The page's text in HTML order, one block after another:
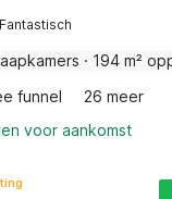
Fantastisch
· 194 m²
funnel
26 meer
voor aankomst